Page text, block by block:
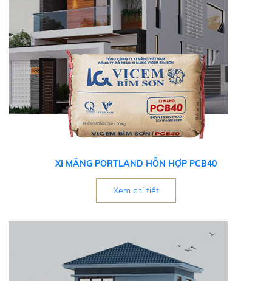
XI MĂNG PORTLAND HỖN HỢP PCB40
Xem chi tiết